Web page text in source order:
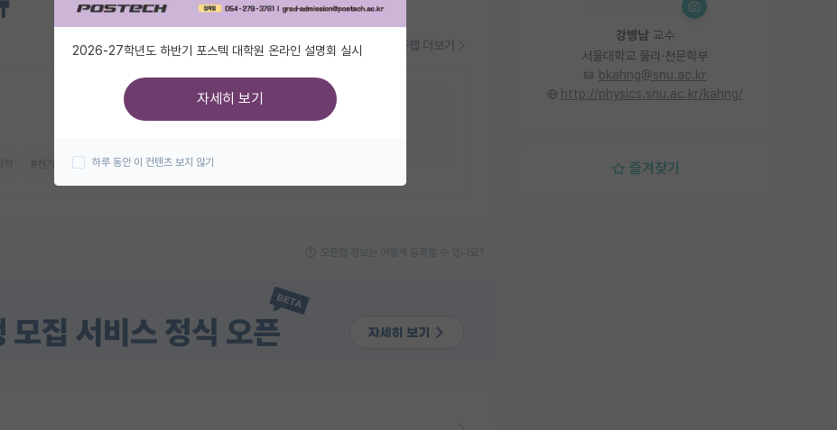
오픈랩 더보기
#전기화학 #차세대 전지
지금 연구실 모집중이에요!
오픈랩 정보는 어떻게 등록할 수 있나요?
2026-27학년도 하반기 포스텍 대학원 온라인 설명회 실시
자세히 보기
하루 동안 이 컨텐츠 보지 않기
강병남 교수
서울대학교 물리·천문학부
bkahng@snu.ac.kr
http://physics.snu.ac.kr/kahng/
즐겨찾기